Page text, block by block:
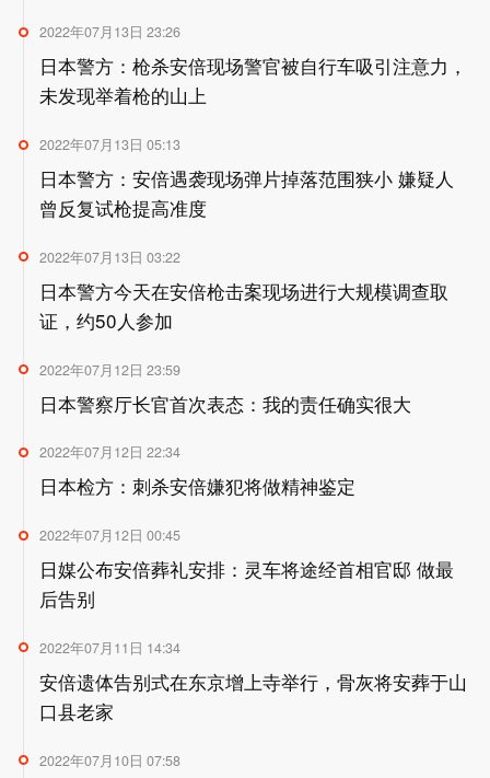
2022年07月13日 23:26
日本警方：枪杀安倍现场警官被自行车吸引注意力，
未发现举着枪的山上
2022年07月13日 05:13
日本警方：安倍遇袭现场弹片掉落范围狭小 嫌疑人
曾反复试枪提高准度
2022年07月13日 03:22
日本警方今天在安倍枪击案现场进行大规模调查取
证，约50人参加
2022年07月12日 23:59
日本警察厅长官首次表态：我的责任确实很大
2022年07月12日 22:34
日本检方：刺杀安倍嫌犯将做精神鉴定
2022年07月12日 00:45
日媒公布安倍葬礼安排：灵车将途经首相官邸 做最
后告别
2022年07月11日 14:34
安倍遗体告别式在东京增上寺举行，骨灰将安葬于山
口县老家
2022年07月10日 07:58